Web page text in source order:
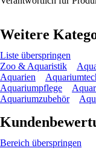
Weitere
Liste überspringen
Zoo & Aquaristik
Aquarien
Aquariumpflege
Aquariumzubehör
Bereich überspringen